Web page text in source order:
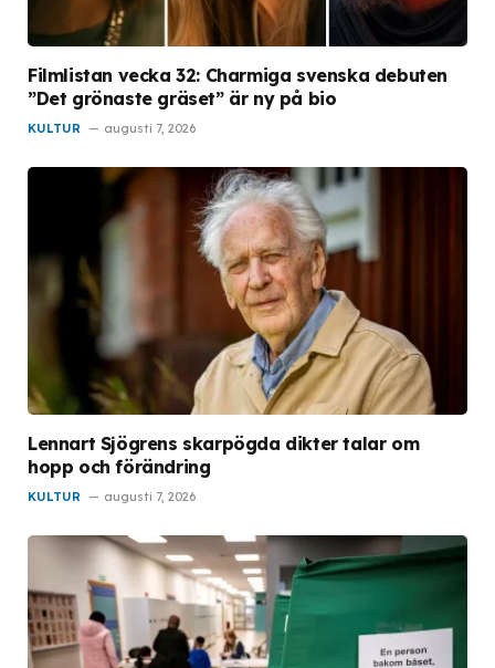
Filmlistan vecka 32: Charmiga svenska debuten
”Det grönaste gräset” är ny på bio
KULTUR augusti 7, 2026
Lennart Sjögrens skarpögda dikter talar om
hopp och förändring
KULTUR augusti 7, 2026